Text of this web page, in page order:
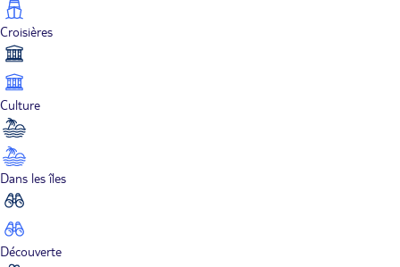
Croisières
Culture
Dans les îles
Découverte